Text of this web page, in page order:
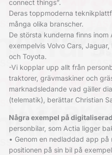
connect things”.
Deras toppmoderna
många olika branscher.
De största kunderna finns
exempelvis Volvo Cars,
och Toyota.
-Vi kopplar upp allt från
traktorer, grävmaskiner och
marknadsledande vad gäller
(telematik), berättar Christian
Några exempel på
personbilar, som Actia ligger
• Genom en nedladdad app
positionen på sin bil på